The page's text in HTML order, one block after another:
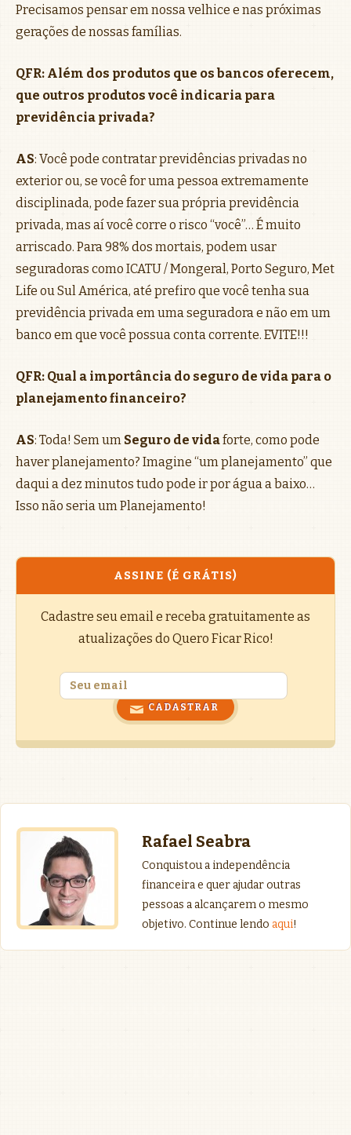
Precisamos pensar em nossa velhice e nas próximas
gerações de nossas famílias.
QFR: Além dos produtos que os bancos oferecem,
que outros produtos você indicaria para
previdência privada?
AS: Você pode contratar previdências privadas no
exterior ou, se você for uma pessoa extremamente
disciplinada, pode fazer sua própria previdência
privada, mas aí você corre o risco “você”… É muito
arriscado. Para 98% dos mortais, podem usar
seguradoras como ICATU / Mongeral, Porto Seguro, Met
Life ou Sul América, até prefiro que você tenha sua
previdência privada em uma seguradora e não em um
banco em que você possua conta corrente. EVITE!!!
QFR: Qual a importância do seguro de vida para o
planejamento financeiro?
AS: Toda! Sem um Seguro de vidaforte, como pode
haver planejamento? Imagine “um planejamento” que
daqui a dez minutos tudo pode ir por água a baixo…
Isso não seria um Planejamento!
ASSINE (É GRÁTIS)
Cadastre seu email e receba gratuitamente as
atualizações do Quero Ficar Rico!
Rafael Seabra
Conquistou a independência
financeira e quer ajudar outras
pessoas a alcançarem o mesmo
objetivo. Continue lendo aqui!